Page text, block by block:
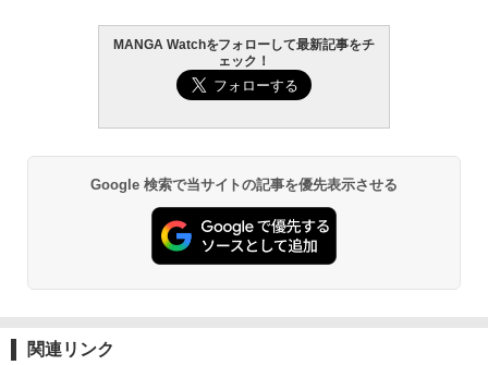
MANGA Watchをフォローして最新記事をチ
ェック！
Google 検索で当サイトの記事を優先表示させる
関連リンク